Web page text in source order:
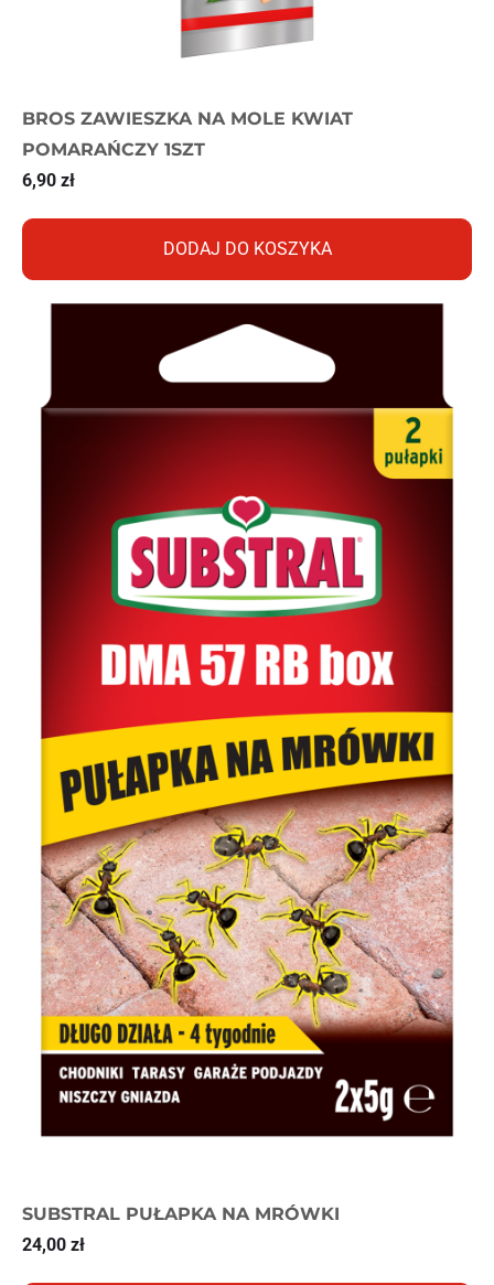
BROS ZAWIESZKA NA MOLE KWIAT
POMARAŃCZY 1SZT
6,90 zł
DODAJ DO KOSZYKA
SUBSTRAL PUŁAPKA NA MRÓWKI
24,00 zł